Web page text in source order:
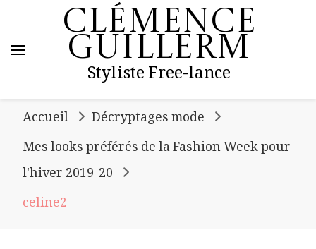
Clémence
Guillerm
Styliste Free-lance
Accueil
Décryptages mode
Mes looks préférés de la Fashion Week pour
l'hiver 2019-20
celine2